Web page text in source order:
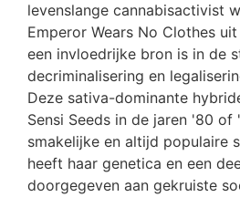
levenslange cannabisactivist
Emperor Wears No Clothes
een invloedrijke bron is in de
decriminalisering en
Deze sativa-dominante
Sensi Seeds in de jaren '80 of
smakelijke en altijd populaire
heeft haar genetica en een
doorgegeven aan gekruiste